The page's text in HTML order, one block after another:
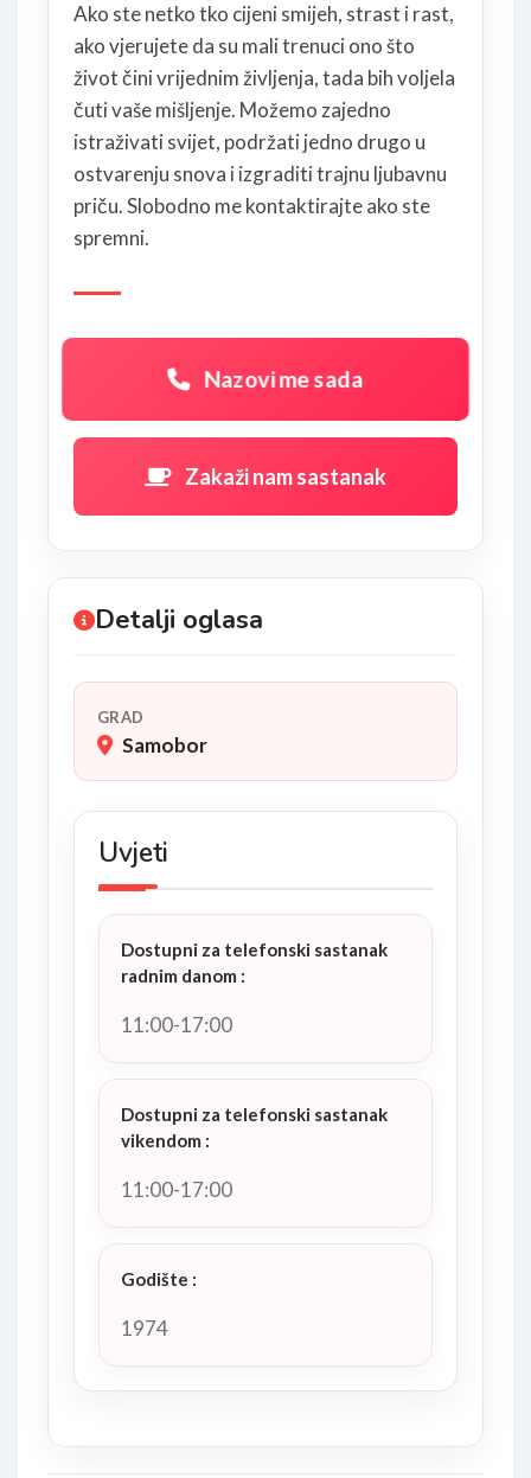
Ako ste netko tko cijeni smijeh, strast i rast,
ako vjerujete da su mali trenuci ono što
život čini vrijednim življenja, tada bih voljela
čuti vaše mišljenje. Možemo zajedno
istraživati svijet, podržati jedno drugo u
ostvarenju snova i izgraditi trajnu ljubavnu
priču. Slobodno me kontaktirajte ako ste
spremni.
Nazovi me sada
Zakaži nam sastanak
Detalji oglasa
GRAD
Samobor
Uvjeti
Dostupni za telefonski sastanak
radnim danom :
11:00-17:00
Dostupni za telefonski sastanak
vikendom :
11:00-17:00
Godište :
1974